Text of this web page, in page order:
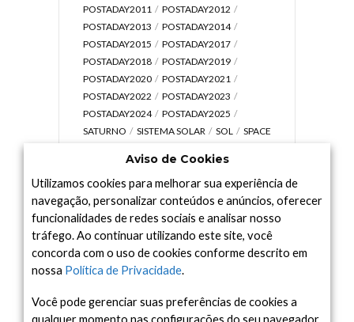
POSTADAY2011
POSTADAY2012
POSTADAY2013
POSTADAY2014
POSTADAY2015
POSTADAY2017
POSTADAY2018
POSTADAY2019
POSTADAY2020
POSTADAY2021
POSTADAY2022
POSTADAY2023
POSTADAY2024
POSTADAY2025
SATURNO
SISTEMA SOLAR SOL
SPACE
UNIVERSO
VÍDEO
Arquivo
Arquivo
Aviso de Cookies
Utilizamos cookies para melhorar sua experiência de
navegação, personalizar conteúdos e anúncios, oferecer
funcionalidades de redes sociais e analisar nosso
tráfego. Ao continuar utilizando este site, você
concorda com o uso de cookies conforme descrito em
nossa Política de Privacidade.
Você pode gerenciar suas preferências de cookies a
qualquer momento nas configurações do seu navegador.